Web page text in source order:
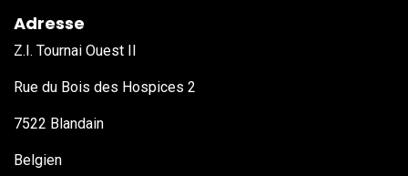
Adresse
Z.I. Tournai Ouest II
Rue du Bois des Hospices 2
7522 Blandain
Belgien